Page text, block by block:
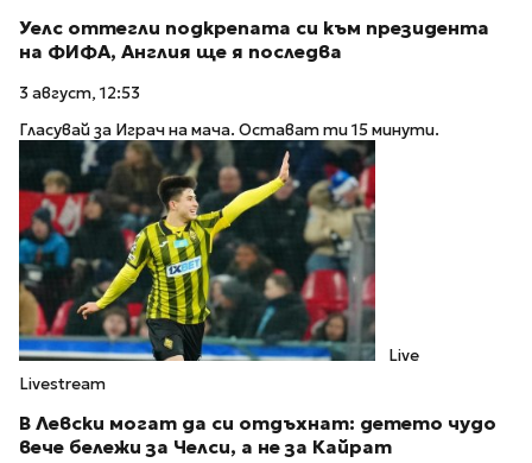
Уелс оттегли подкрепата си към президента
на ФИФА, Англия ще я последва
3 август, 12:53
Гласувай за Играч на мача. Остават ти 15 минути.
Live
Livestream
В Левски могат да си отдъхнат: детето чудо
вече бележи за Челси, а не за Кайрат